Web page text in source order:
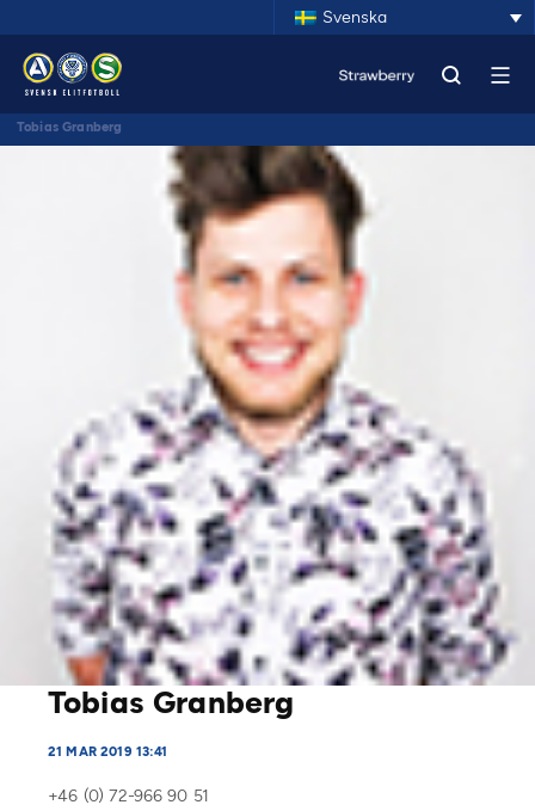
Svenska
Tobias Granberg
Tobias Granberg
21 MAR 2019 13:41
+46 (0) 72-966 90 51